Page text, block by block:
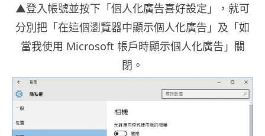
▲登入帳號並按下「個人化廣告喜好設定」，就可
分別把「在這個瀏覽器中顯示個人化廣告」及「如
當我使用 Microsoft 帳戶時顯示個人化廣告」關
閉。